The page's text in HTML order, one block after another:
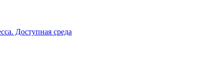
Доступная среда